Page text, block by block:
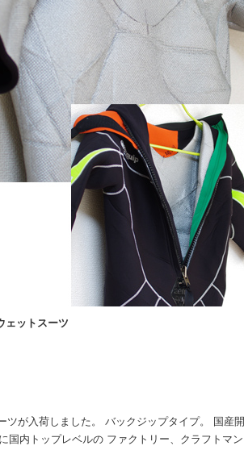
ットスーツ
が入荷しました。 バックジップタイプ。 国産開
国内トップレベルの ファクトリー、クラフトマン